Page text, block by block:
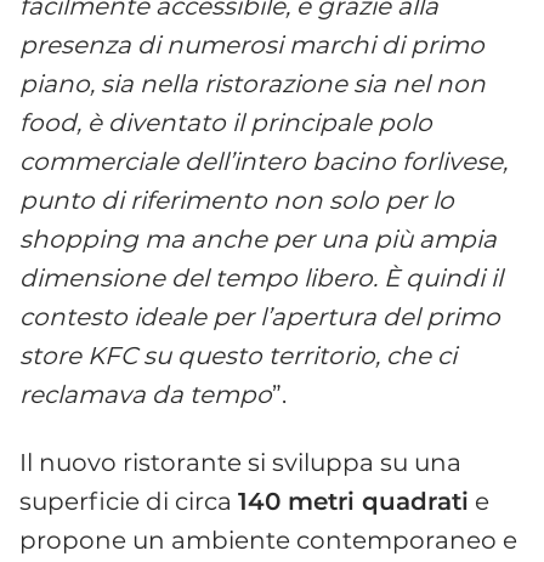
facilmente accessibile, e grazie alla
presenza di numerosi marchi di primo
piano, sia nella ristorazione sia nel non
food, è diventato il principale polo
commerciale dell’intero bacino forlivese,
punto di riferimento non solo per lo
shopping ma anche per una più ampia
dimensione del tempo libero. È quindi il
contesto ideale per l’apertura del primo
store KFC su questo territorio, che ci
reclamava da tempo”.
Il nuovo ristorante si sviluppa su una
superficie di circa 140 metri quadrati e
propone un ambiente contemporaneo e